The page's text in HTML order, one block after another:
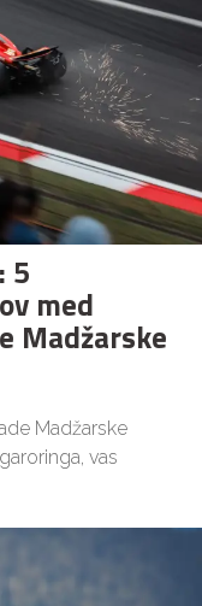
5
med
Madžarske
Madžarske
vas